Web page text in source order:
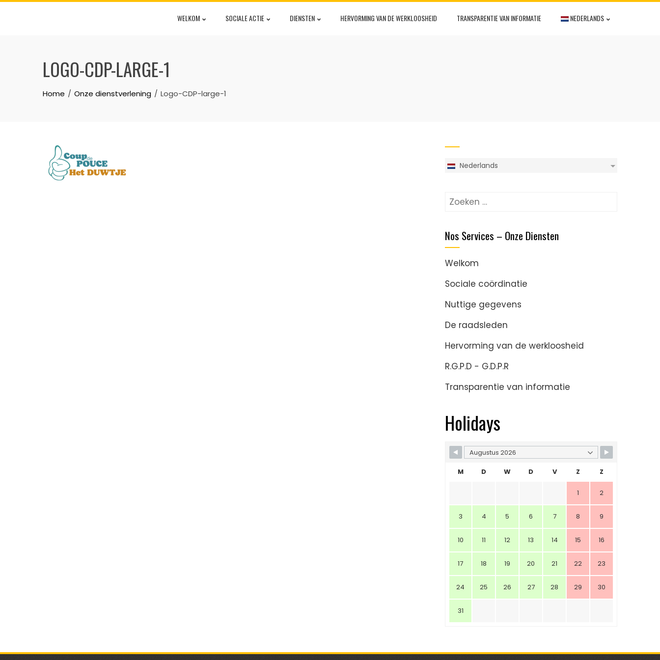
WELKOM SOCIALE ACTIE DIENSTEN HERVORMING VAN DE WERKLOOSHEID TRANSPARENTIE VAN INFORMATIE NEDERLANDS
LOGO-CDP-LARGE-1
Home Onze dienstverlening Logo-CDP-large-1
Nederlands
Nos Services – Onze Diensten
Welkom
Sociale coördinatie
Nuttige gegevens
De raadsleden
Hervorming van de werkloosheid
R.G.P.D - G.D.P.R
Transparentie van informatie
Holidays
M D W D V Z Z
1 2
3 4 5 6 7 8 9
10 11 12 13 14 15 16
17 18 19 20 21 22 23
24 25 26 27 28 29 30
31